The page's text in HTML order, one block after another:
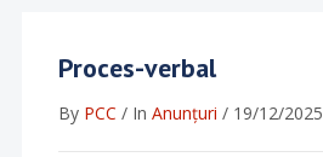
Proces-verbal
By PCC / In Anunțuri / 19/12/2025